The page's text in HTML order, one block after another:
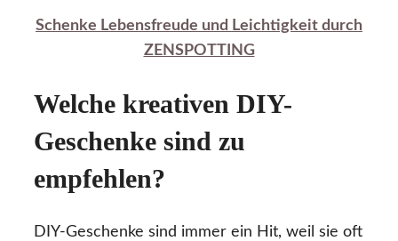
Schenke Lebensfreude und Leichtigkeit durch
ZENSPOTTING
Welche kreativen DIY-
Geschenke sind zu
empfehlen?
DIY-Geschenke sind immer ein Hit, weil sie oft